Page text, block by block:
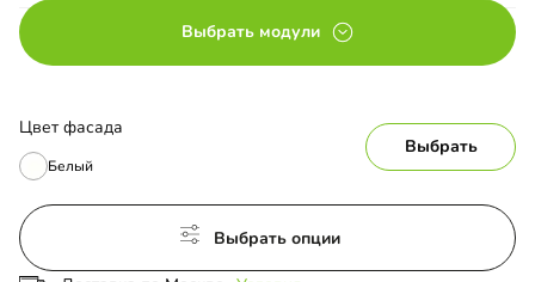
Выбрать модули
Цвет фасада
Белый
Выбрать
Выбрать опции